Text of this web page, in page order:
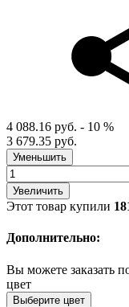
4 088.16 руб. - 10 %
3 679.35 руб.
Уменьшить
Увеличить
Этот товар купили
Дополнительно:
Вы можете заказать
цвет
Выберите цвет